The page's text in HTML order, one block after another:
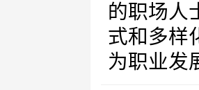
的职场人
式和多样
为职业发